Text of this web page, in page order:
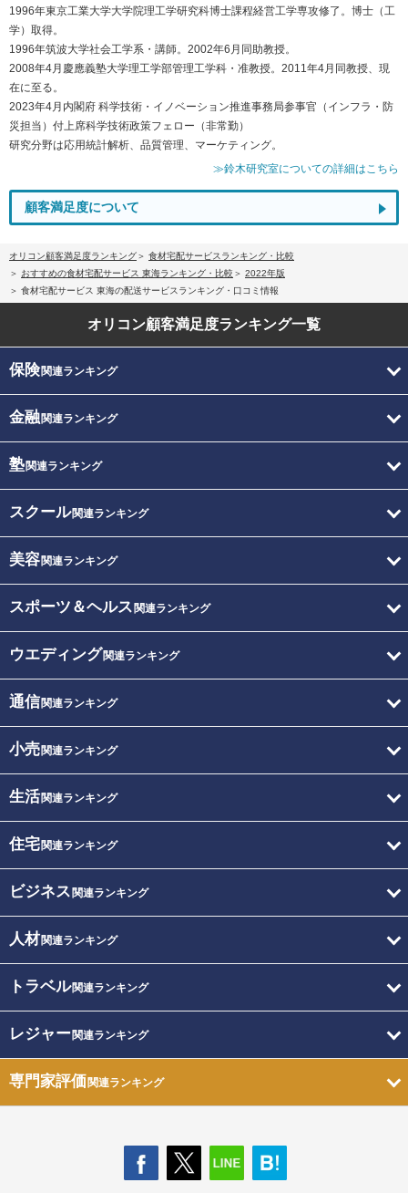
1996年東京工業大学大学院理工学研究科博士課程経営工学専攻修了。博士（工
学）取得。
1996年筑波大学社会工学系・講師。2002年6月同助教授。
2008年4月慶應義塾大学理工学部管理工学科・准教授。2011年4月同教授、現
在に至る。
2023年4月内閣府 科学技術・イノベーション推進事務局参事官（インフラ・防
災担当）付上席科学技術政策フェロー（非常勤）
研究分野は応用統計解析、品質管理、マーケティング。
≫鈴木研究室についての詳細はこちら
顧客満足度について
オリコン顧客満足度ランキング
食材宅配サービスランキング・比較
おすすめの食材宅配サービス 東海ランキング・比較
2022年版
食材宅配サービス 東海の配送サービスランキング・口コミ情報
オリコン顧客満足度ランキング一覧
保険関連ランキング
金融関連ランキング
塾関連ランキング
スクール関連ランキング
美容関連ランキング
スポーツ＆ヘルス 関連ランキング
ウエディング関連ランキング
通信関連ランキング
小売関連ランキング
生活関連ランキング
住宅関連ランキング
ビジネス 関連ランキング
人材関連ランキング
トラベル関連ランキング
レジャー関連ランキング
専門家評価関連ランキング